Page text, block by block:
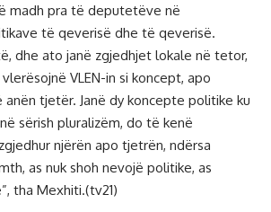
madh pra të deputetëve në
të qeverisë dhe të qeverisë.
dhe ato janë zgjedhjet lokale në tetor,
VLEN-in si koncept, apo
anën tjetër. Janë dy koncepte politike ku
sërish pluralizëm, do të kenë
njërën apo tjetrën, ndërsa
as nuk shoh nevojë politike, as
tha Mexhiti.(tv21)